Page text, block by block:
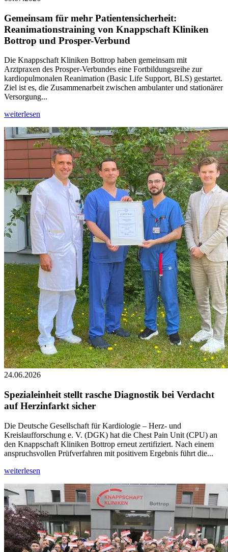
Gemeinsam für mehr Patientensicherheit:
Reanimationstraining von Knappschaft Kliniken
Bottrop und Prosper-Verbund
Die Knappschaft Kliniken Bottrop haben gemeinsam mit
Arztpraxen des Prosper-Verbundes eine Fortbildungsreihe zur
kardiopulmonalen Reanimation (Basic Life Support, BLS) gestartet.
Ziel ist es, die Zusammenarbeit zwischen ambulanter und stationärer
Versorgung...
weiterlesen
24.06.2026
Spezialeinheit stellt rasche Diagnostik bei Verdacht
auf Herzinfarkt sicher
Die Deutsche Gesellschaft für Kardiologie – Herz- und
Kreislaufforschung e. V. (DGK) hat die Chest Pain Unit (CPU) an
den Knappschaft Kliniken Bottrop erneut zertifiziert. Nach einem
anspruchsvollen Prüfverfahren mit positivem Ergebnis führt die...
weiterlesen